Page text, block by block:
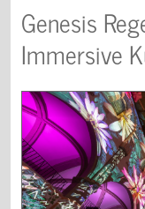
Genesis
Immersive